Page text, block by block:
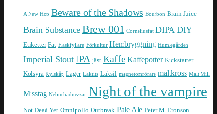
A New Hop Beware of the Shadows Bourbon Brain Juice
Brain Substance Brew 001 Corneliusfat DIPA DIY
Etiketter Fat Flaskfyllare Förkultur Hembryggning Humlegården
Imperial Stout IPA jäst Kaffe Kaffeporter Kickstarter
Kolsyra Kylskåp Lager Lakrits Laksil magnetomrörare maltkross Malt Mill
Misstag Nebuchadnezzar Night of the vampire
Not Dead Yet Omnipollo Outbreak Pale Ale Peter M. Eronson